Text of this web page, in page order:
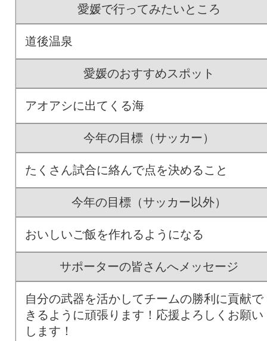
愛媛で行ってみたいところ
道後温泉
愛媛のおすすめスポット
アオアシに出てくる海
今年の目標（サッカー）
たくさん試合に絡んで点を決めること
今年の目標（サッカー以外）
おいしいご飯を作れるようになる
サポーターの皆さんへメッセージ
自分の武器を活かしてチームの勝利に貢献で
きるように頑張ります！応援よろしくお願い
します！